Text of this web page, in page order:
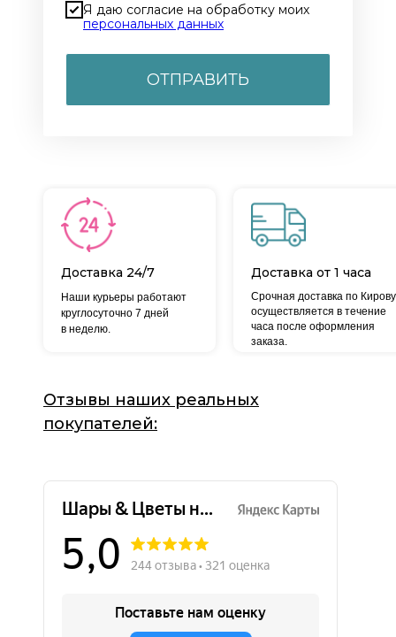
Я даю согласие на обработку моих
персональных данных
ОТПРАВИТЬ
Доставка 24/7
Срочная доставка по Кирову
осуществляется в течение
часа после оформления
заказа.
Наши курьеры работают
круглосуточно 7 дней
в неделю.
Доставка от 1 часа
Отзывы наших реальных
покупателей: